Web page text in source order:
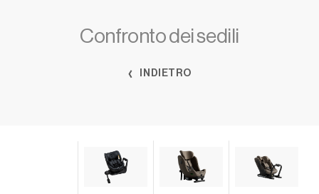
Confronto dei sedili
INDIETRO